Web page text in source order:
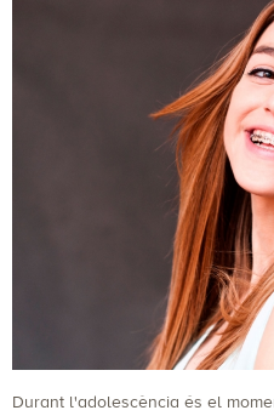
Durant l'adolescència és el